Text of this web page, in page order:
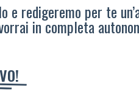
e redigeremo per te
in completa